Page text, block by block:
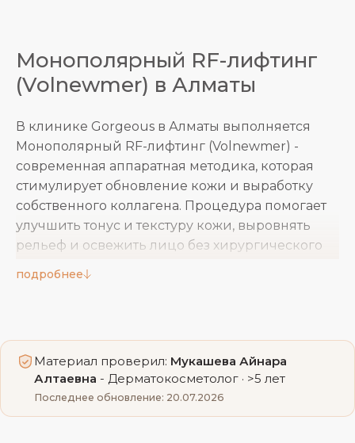
Монополярный RF-лифтинг
(Volnewmer) в Алматы
В клинике Gorgeous в Алматы выполняется
Монополярный RF-лифтинг (Volnewmer) -
современная аппаратная методика, которая
стимулирует обновление кожи и выработку
собственного коллагена. Процедура помогает
улучшить тонус и текстуру кожи, выровнять
рельеф и освежить лицо без хирургического
врачи-косметологи, а используемое
Показания к Монополярному RF-
подробнее
Материал проверил: Мукашева Айнара
Алтаевна - Дерматокосметолог · >5 лет
Последнее обновление: 20.07.2026